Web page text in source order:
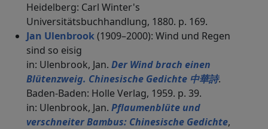
Heidelberg: Carl Winter's
Universitätsbuchhandlung, 1880. p. 169.
Jan Ulenbrook(1909–2000): Wind und Regen
sind so eisig
in: Ulenbrook, Jan. Der Wind brach einen
Blütenzweig. Chinesische Gedichte 中華詩.
Baden-Baden: Holle Verlag, 1959. p. 39.
in: Ulenbrook, Jan. Pflaumenblüte und
verschneiter Bambus: Chinesische Gedichte,